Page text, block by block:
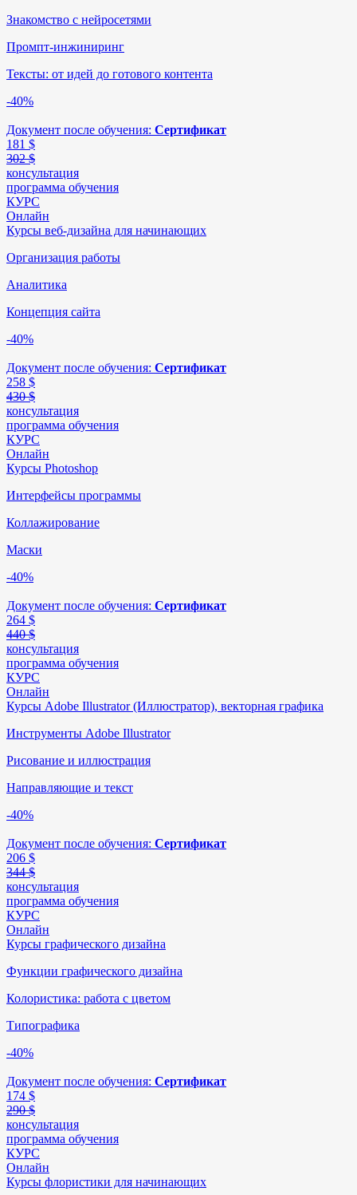
Знакомство с нейросетями
Промпт-инжиниринг
Тексты: от идей до готового контента
-40%
Документ после обучения: Сертификат
181 $
302 $
консультация
программа обучения
КУРС
Онлайн
Курсы веб-дизайна для начинающих
Организация работы
Аналитика
Концепция сайта
-40%
Документ после обучения: Сертификат
258 $
430 $
консультация
программа обучения
КУРС
Онлайн
Курсы Photoshop
Интерфейсы программы
Коллажирование
Маски
-40%
Документ после обучения: Сертификат
264 $
440 $
консультация
программа обучения
КУРС
Онлайн
Курсы Adobe Illustrator (Иллюстратор), векторная графика
Инструменты Adobe Illustrator
Рисование и иллюстрация
Направляющие и текст
-40%
Документ после обучения: Сертификат
206 $
344 $
консультация
программа обучения
КУРС
Онлайн
Курсы графического дизайна
Функции графического дизайна
Колористика: работа с цветом
Типографика
-40%
Документ после обучения: Сертификат
174 $
290 $
консультация
программа обучения
КУРС
Онлайн
Курсы флористики для начинающих